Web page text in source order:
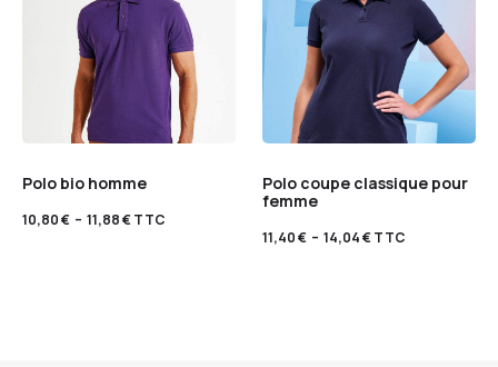
Polo bio homme
10,80€ – 11,88€TTC
Polo coupe classique pour
femme
11,40€ – 14,04€TTC